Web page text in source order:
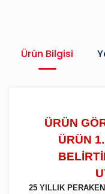
Ürün Bilgisi
ÜRÜN
ÜRÜN
25 YILLIK